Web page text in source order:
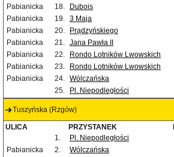
Pabianicka
18. Dubois
Pabianicka
19. 3 Maja
Pabianicka
20. Prądzyńskiego
Pabianicka
21. Jana Pawła II
Pabianicka
22. Rondo Lotników Lwowskich
Pabianicka
23. Rondo Lotników Lwowskich
Pabianicka
24. Wólczańska
25.
Pl. Niepodległości
Tuszyńska (Rzgów)
ULICA PRZYSTANEK
1.
Pl. Niepodległości
Pabianicka
2. Wólczańska